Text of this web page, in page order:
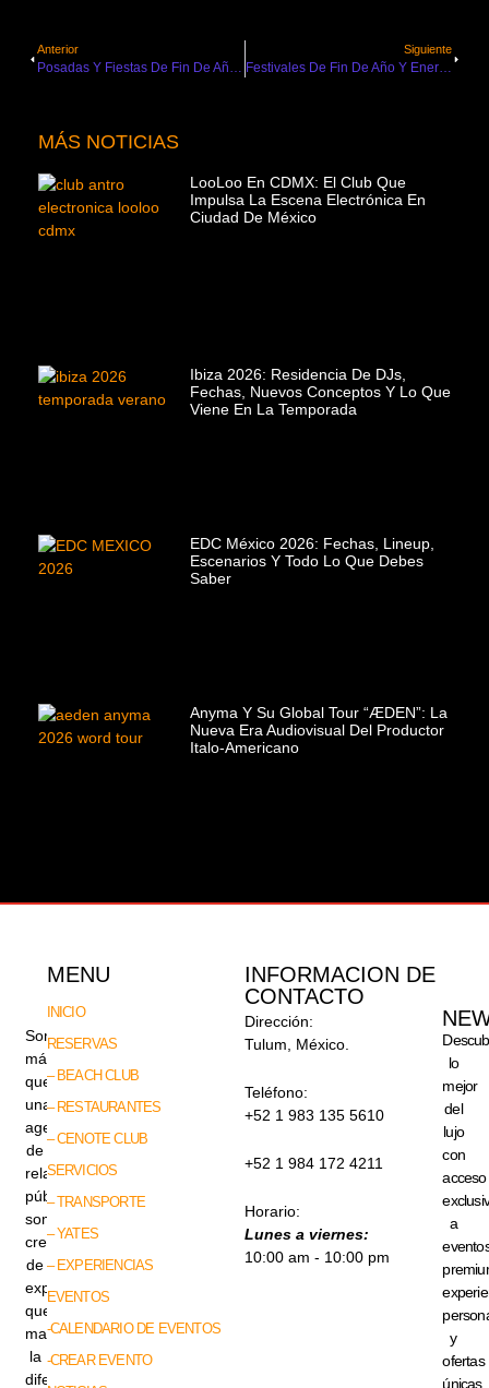
Anterior
Posadas Y Fiestas De Fin De Año En México: Opciones Exclusivas Para Tu Celebración
Siguiente
Festivales De Fin De Año Y Enero 2026 En Tulum: Zamna, Day Zero Y Más
MÁS NOTICIAS
LooLoo En CDMX: El Club Que
Impulsa La Escena Electrónica En
Ciudad De México
Ibiza 2026: Residencia De DJs,
Fechas, Nuevos Conceptos Y Lo Que
Viene En La Temporada
EDC México 2026: Fechas, Lineup,
Escenarios Y Todo Lo Que Debes
Saber
Anyma Y Su Global Tour “ÆDEN”: La
Nueva Era Audiovisual Del Productor
Italo-Americano
Somos
más
que
una
agencia
de
relaciones
públicas,
somos
creadores
de
experiencias
que
marcan
la
diferencia.
MENU
INICIO
RESERVAS
– BEACH CLUB
– RESTAURANTES
– CENOTE CLUB
SERVICIOS
– TRANSPORTE
– YATES
– EXPERIENCIAS
EVENTOS
-CALENDARIO DE EVENTOS
-CREAR EVENTO
INFORMACION DE
CONTACTO
Dirección:
Tulum, México.
Teléfono:
+52 1 983 135 5610
+52 1 984 172 4211
Horario:
Lunes a viernes:
10:00 am - 10:00 pm
lo
mejor
del
lujo
con
acceso
a
y
ofertas
únicas.